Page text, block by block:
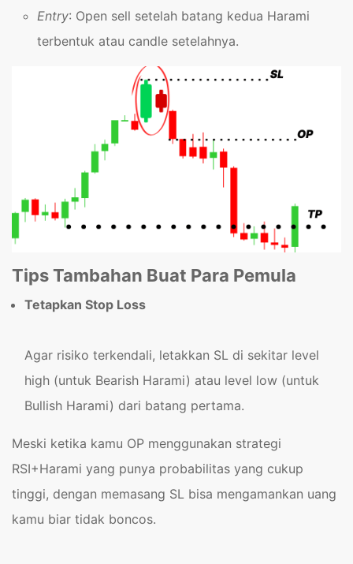
Entry: Open sell setelah batang kedua Harami
terbentuk atau candle setelahnya.
Tips Tambahan Buat Para Pemula
Tetapkan Stop Loss
Agar risiko terkendali, letakkan SL di sekitar level
high (untuk Bearish Harami) atau level low (untuk
Bullish Harami) dari batang pertama.
Meski ketika kamu OP menggunakan strategi
RSI+Harami yang punya probabilitas yang cukup
tinggi, dengan memasang SL bisa mengamankan uang
kamu biar tidak boncos.